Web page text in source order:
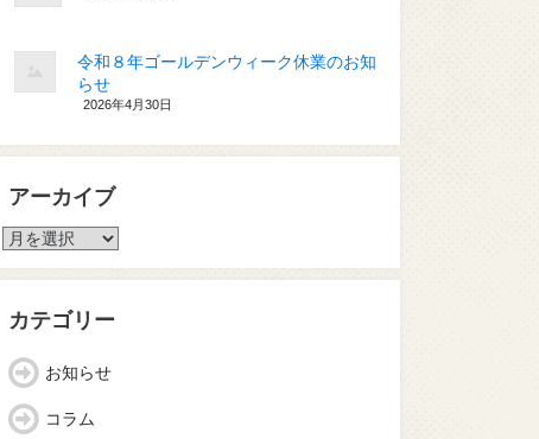
令和８年ゴールデンウィーク休業のお知
らせ
2026年4月30日
アーカイブ
ア
カ
ブ
カテゴリー
お知らせ
コラム